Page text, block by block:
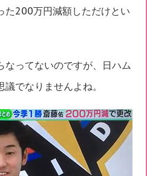
た200万円減額しただけとい
なってないのですが、日ハム
でなりませんよね。